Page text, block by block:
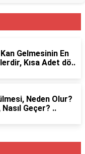
Gelmesinin En
Kısa Adet dö..
Neden Olur?
Geçer? ..